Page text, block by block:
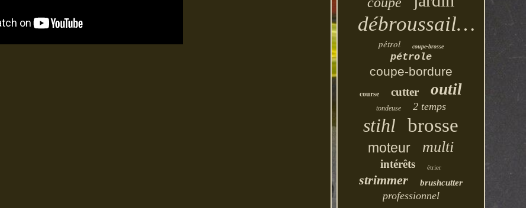
débroussailleuse
pétrol coupe-brosse
pétrole
coupe-bordure
course cutter outil
tondeuse 2 temps
stihl brosse
moteur multi
intérêts étrier
strimmer brushcutter
professionnel